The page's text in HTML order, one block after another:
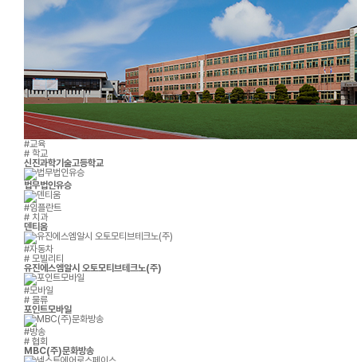
#교육
# 학교
신진과학기술고등학교
법무법인유승
#임플란트
# 치과
덴티움
#자동차
# 모빌리티
유진에스엠알시 오토모티브테크노(주)
#모바일
# 물류
포인트모바일
#방송
# 협회
MBC(주)문화방송